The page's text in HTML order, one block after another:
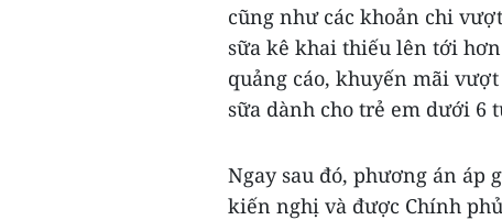
cũng như các khoản chi
sữa kê khai thiếu lên tới
quảng cáo, khuyến mãi
sữa dành cho trẻ em dưới 6
Ngay sau đó, phương án áp
kiến nghị và được Chính